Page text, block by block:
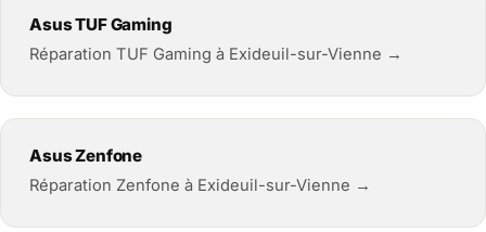
Asus TUF Gaming
Réparation TUF Gaming à Exideuil-sur-Vienne →
Asus Zenfone
Réparation Zenfone à Exideuil-sur-Vienne →